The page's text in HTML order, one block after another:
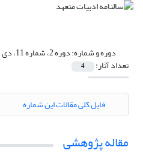
دوره و شماره:دوره 2، شماره 11، دی 1401، صفحه 1-32
تعداد آثار: 4
فایل کلی مقالات این شماره
مقاله پژوهشی